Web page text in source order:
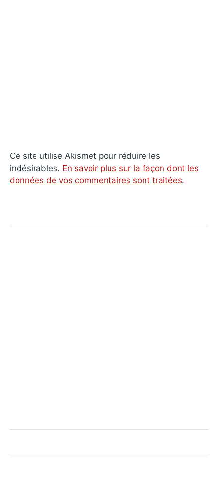
Ce site utilise Akismet pour réduire les
indésirables. En savoir plus sur la façon dont les
données de vos commentaires sont traitées.